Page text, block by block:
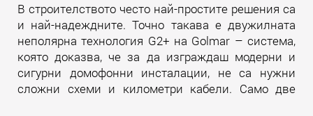
В строителството често най-простите решения са
и най-надеждните. Точно такава е двужилната
неполярна технология G2+ на Golmar – система,
която доказва, че за да изграждаш модерни и
сигурни домофонни инсталации, не са нужни
сложни схеми и километри кабели. Само две